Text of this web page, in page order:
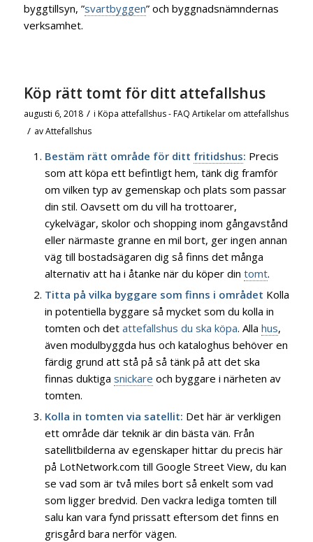
byggtillsyn, ”svartbyggen” och byggnadsnämndernas
verksamhet.
Köp rätt tomt för ditt attefallshus
augusti 6, 2018 / i Köpa attefallshus - FAQ Artikelar om attefallshus
/ avAttefallshus
Bestäm rätt område för ditt fritidshus: Precis
som att köpa ett befintligt hem, tänk dig framför
om vilken typ av gemenskap och plats som passar
din stil. Oavsett om du vill ha trottoarer,
cykelvägar, skolor och shopping inom gångavstånd
eller närmaste granne en mil bort, ger ingen annan
väg till bostadsägaren dig så finns det många
alternativ att ha i åtanke när du köper din tomt.
Titta på vilka byggare som finns i området Kolla
in potentiella byggare så mycket som du kolla in
tomten och det attefallshus du ska köpa. Alla hus,
även modulbyggda hus och kataloghus behöver en
färdig grund att stå på så tänk på att det ska
finnas duktiga snickare och byggare i närheten av
tomten.
Kolla in tomten via satellit: Det här är verkligen
ett område där teknik är din bästa vän. Från
satellitbilderna av egenskaper hittar du precis här
på LotNetwork.com till Google Street View, du kan
se vad som är två miles bort så enkelt som vad
som ligger bredvid. Den vackra lediga tomten till
salu kan vara fynd prissatt eftersom det finns en
grisgård bara nerför vägen.